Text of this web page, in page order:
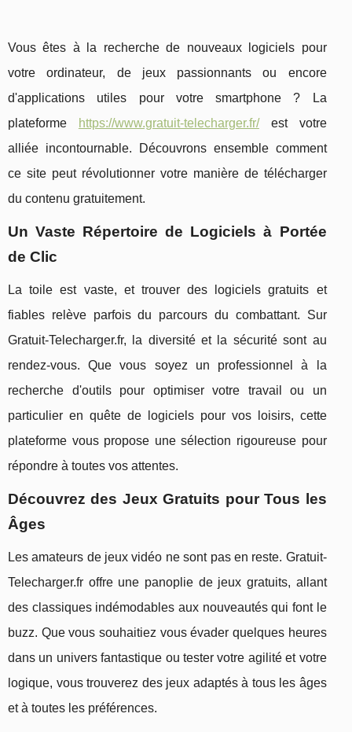
Vous êtes à la recherche de nouveaux logiciels pour
votre ordinateur, de jeux passionnants ou encore
d'applications utiles pour votre smartphone ? La
plateforme
https://www.gratuit-telecharger.fr/est votre
alliée incontournable. Découvrons ensemble comment
ce site peut révolutionner votre manière de télécharger
du contenu gratuitement.
Un Vaste Répertoire de Logiciels à Portée
de Clic
La toile est vaste, et trouver des logiciels gratuits et
fiables relève parfois du parcours du combattant. Sur
Gratuit-Telecharger.fr, la diversité et la sécurité sont au
rendez-vous. Que vous soyez un professionnel à la
recherche d'outils pour optimiser votre travail ou un
particulier en quête de logiciels pour vos loisirs, cette
plateforme vous propose une sélection rigoureuse pour
répondre à toutes vos attentes.
Découvrez des Jeux Gratuits pour Tous les
Âges
Les amateurs de jeux vidéo ne sont pas en reste. Gratuit-
Telecharger.fr offre une panoplie de jeux gratuits, allant
des classiques indémodables aux nouveautés qui font le
buzz. Que vous souhaitiez vous évader quelques heures
dans un univers fantastique ou tester votre agilité et votre
logique, vous trouverez des jeux adaptés à tous les âges
et à toutes les préférences.